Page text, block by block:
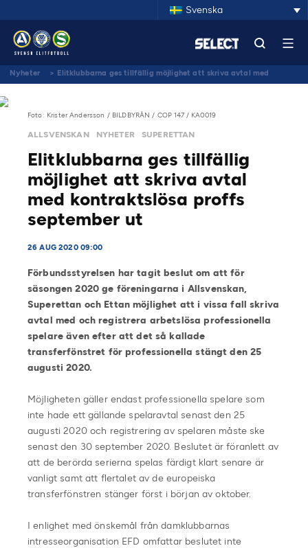
Svenska
Nyheter > Elitklubbarna ges tillfällig möjlighet att skriva avtal med
Foto: Krister Andersson / BILDBYRÅN / COP 147 / KA0019
ALLSVENSKAN NYHETER SUPERETTAN
Elitklubbarna ges tillfällig
möjlighet att skriva avtal
med kontraktslösa proffs
september ut
26 AUG 2020 09:00
Förbundsstyrelsen har tagit beslut om att för
säsongen 2020 ge föreningarna i Allsvenskan,
Superettan och Ettan möjlighet att i vissa fall skriva
avtal med och registrera arbetslösa professionella
spelare även efter att det så kallade
transferfönstret för professionella stängt den 25
augusti 2020.
Möjligheten gäller endast professionella spelare som
inte hade ett gällande spelaravtal senast den 25
augusti 2020 och registrering av spelaren måste ske
senast den 30 september 2020. Beslutet är föranlett av
att de berörda serierna spelas färdigt klart senare är
vanligt samt att flertalet av de europeiska
transferfönstren stänger först i början av oktober.
I enlighet med önskemål från damklubbarnas
intresseorganisation EFD omfattar beslutet inte